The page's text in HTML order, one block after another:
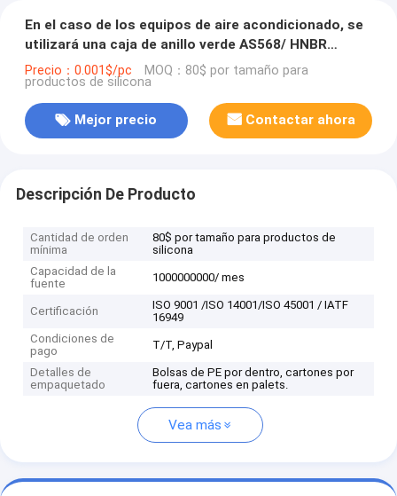
En el caso de los equipos de aire acondicionado, se
utilizará una caja de anillo verde AS568/ HNBR
métrico de caucho 18 dimensiones O.
Precio：0.001$/pc MOQ：80$ por tamaño para
productos de silicona
Mejor precio Contactar ahora
Descripción De Producto
Cantidad de orden
mínima
80$ por tamaño para productos de
silicona
Capacidad de la
fuente
1000000000/ mes
Certificación
ISO 9001 /ISO 14001/ISO 45001 / IATF
16949
Condiciones de
pago
T/T, Paypal
Detalles de
empaquetado
Bolsas de PE por dentro, cartones por
fuera, cartones en palets.
Vea más